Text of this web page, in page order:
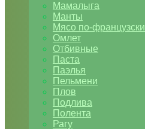
Мамалыга
Манты
Мясо по-французски
Омлет
Отбивные
Паста
Паэлья
Пельмени
Плов
Подлива
Полента
Рагу